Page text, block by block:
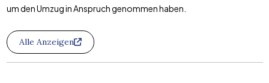
um den Umzug in Anspruch genommen haben.
Alle Anzeigen